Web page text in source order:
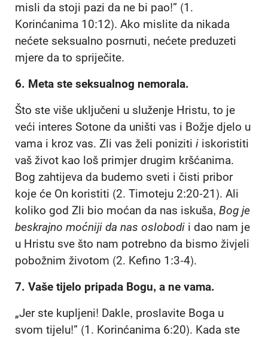
misli da stoji pazi da ne bi pao!” (1.
Korinćanima 10:12). Ako mislite da nikada
nećete seksualno posrnuti, nećete preduzeti
mjere da to spriječite.
6. Meta ste seksualnog nemorala.
Što ste više uključeni u služenje Hristu, to je
veći interes Sotone da uništi vas i Božje djelo u
vama i kroz vas. Zli vas želi poniziti i iskoristiti
vaš život kao loš primjer drugim kršćanima.
Bog zahtijeva da budemo sveti i čisti pribor
koje će On koristiti (2. Timoteju 2:20-21). Ali
koliko god Zli bio moćan da nas iskuša, Bog je
beskrajno moćniji da nas oslobodi i dao nam je
u Hristu sve što nam potrebno da bismo živjeli
pobožnim životom (2. Kefino 1:3-4).
7. Vaše tijelo pripada Bogu, a ne vama.
„Jer ste kupljeni! Dakle, proslavite Boga u
svom tijelu!” (1. Korinćanima 6:20). Kada ste